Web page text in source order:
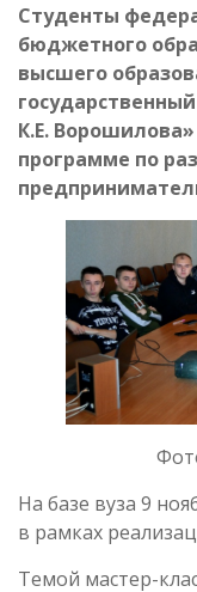
Студенты
бюджетного
высшего
К.Е.
программе по
На базе вуза 9
в рамках
Темой мастер-